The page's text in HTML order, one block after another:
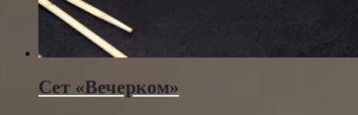
Сет «Вечерком»